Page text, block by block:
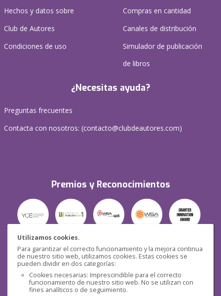
Utilizamos cookies.
Para garantizar el correcto funcionamiento y la mejora continua
de nuestro sitio web, utilizamos cookies. Estas cookies se
pueden dividir en dos categorías:
Cookies necesarias: Imprescindible para el correcto
funcionamiento de nuestro sitio web. No se utilizan con
fines analíticos o de seguimiento.
Hechos y datos sobre
Club de Autores
Condiciones de uso
Compras en cantidad
Canales de distribución
Simulador de publicación
de libros
¿Necesitas ayuda?
Preguntas frecuentes
Contacta con nosotros: (contacto@clubdeautores.com)
Premios y Reconocimientos
Seguridad